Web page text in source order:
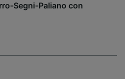
Segni-Paliano con